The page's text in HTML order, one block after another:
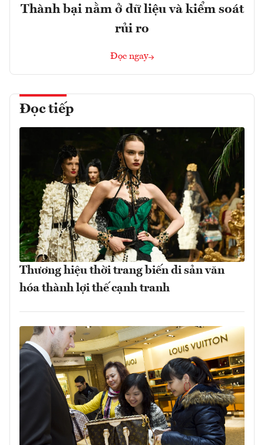
Thành bại nằm ở dữ liệu và kiểm soát
rủi ro
Đọc ngay
Đọc tiếp
Thương hiệu thời trang biến di sản văn
hóa thành lợi thế cạnh tranh